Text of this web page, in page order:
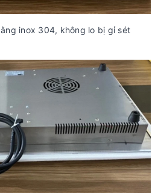
inox 304, không lo bị gỉ sét